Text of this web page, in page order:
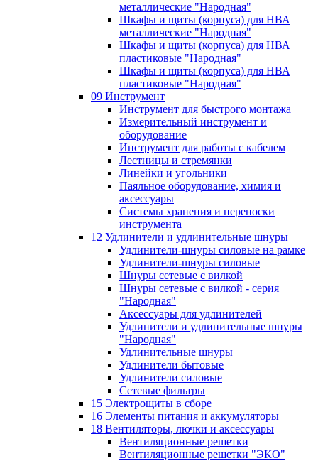
металлические "Народная"
Шкафы и щиты (корпуса) для НВА
металлические "Народная"
Шкафы и щиты (корпуса) для НВА
пластиковые "Народная"
Шкафы и щиты (корпуса) для НВА
пластиковые "Народная"
09 Инструмент
Инструмент для быстрого монтажа
Измерительный инструмент и
оборудование
Инструмент для работы с кабелем
Лестницы и стремянки
Линейки и угольники
Паяльное оборудование, химия и
аксессуары
Системы хранения и переноски
инструмента
12 Удлинители и удлинительные шнуры
Удлинители-шнуры силовые на рамке
Удлинители-шнуры силовые
Шнуры сетевые с вилкой
Шнуры сетевые с вилкой - серия
"Народная"
Аксессуары для удлинителей
Удлинители и удлинительные шнуры
"Народная"
Удлинительные шнуры
Удлинители бытовые
Удлинители силовые
Сетевые фильтры
15 Электрощиты в сборе
16 Элементы питания и аккумуляторы
18 Вентиляторы, лючки и аксессуары
Вентиляционные решетки
Вентиляционные решетки "ЭКО"